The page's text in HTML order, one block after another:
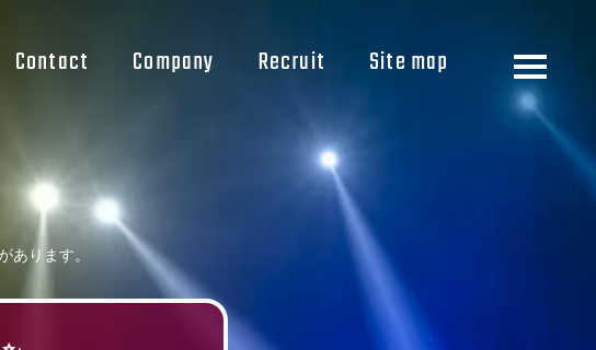
Contact Company Recruit Site map
あります。